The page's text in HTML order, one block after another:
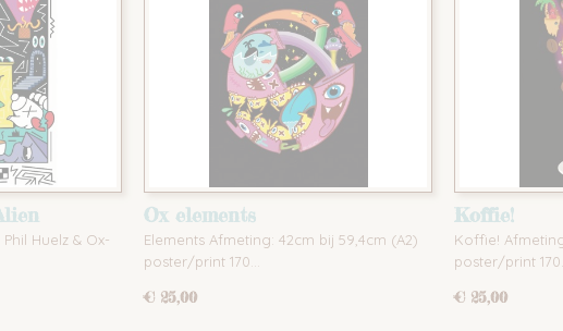
Huelz & Ox-
Ox elements
Elements Afmeting: 42cm bij 59,4cm (A2)
poster/print 170…
€ 25,00
Koffie!
Koffie!
poster/print 170…
€ 25,00